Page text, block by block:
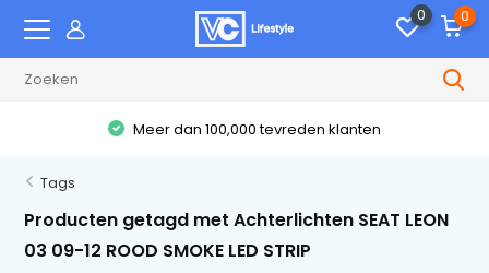
0 0
Meer dan 100,000 tevreden klanten
Tags
Producten getagd met Achterlichten SEAT LEON
03 09-12 ROOD SMOKE LED STRIP